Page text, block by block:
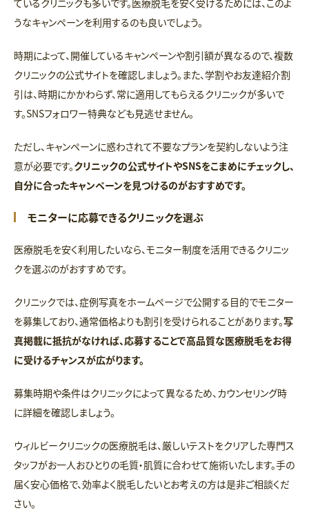
うなキャンペーンを利用するのも良いでしょう。
時期によって、開催しているキャンペーンや割引額が異なるので、複数
クリニックの公式サイトを確認しましょう。また、学割やお友達紹介割
引は、時期にかかわらず、常に適用してもらえるクリニックが多いで
す。SNSフォロワー特典なども見逃せません。
ただし、キャンペーンに惑わされて不要なプランを契約しないよう注
意が必要です。クリニックの公式サイトやSNSをこまめにチェックし、
自分に合ったキャンペーンを見つけるのがおすすめです。
モニターに応募できるクリニックを選ぶ
医療脱毛を安く利用したいなら、モニター制度を活用できるクリニッ
クを選ぶのがおすすめです。
クリニックでは、症例写真をホームページで公開する目的でモニター
を募集しており、通常価格よりも割引を受けられることがあります。写
真掲載に抵抗がなければ、応募することで高品質な医療脱毛をお得
に受けるチャンスが広がります。
募集時期や条件はクリニックによって異なるため、カウンセリング時
に詳細を確認しましょう。
ウィルビークリニックの医療脱毛は、厳しいテストをクリアした専門ス
タッフがお一人おひとりの毛質・肌質に合わせて施術いたします。手の
届く安心価格で、効率よく脱毛したいとお考えの方は是非ご相談くだ
さい。